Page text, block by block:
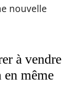
nouvelle
à vendre
en même